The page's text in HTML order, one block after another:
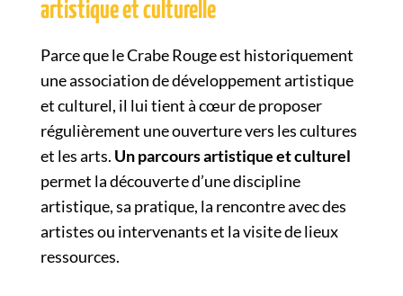
artistique et culturelle
Parce que le Crabe Rouge est historiquement
une association de développement artistique
et culturel, il lui tient à cœur de proposer
régulièrement une ouverture vers les cultures
et les arts. Un parcours artistique et culturel
permet la découverte d’une discipline
artistique, sa pratique, la rencontre avec des
artistes ou intervenants et la visite de lieux
ressources.